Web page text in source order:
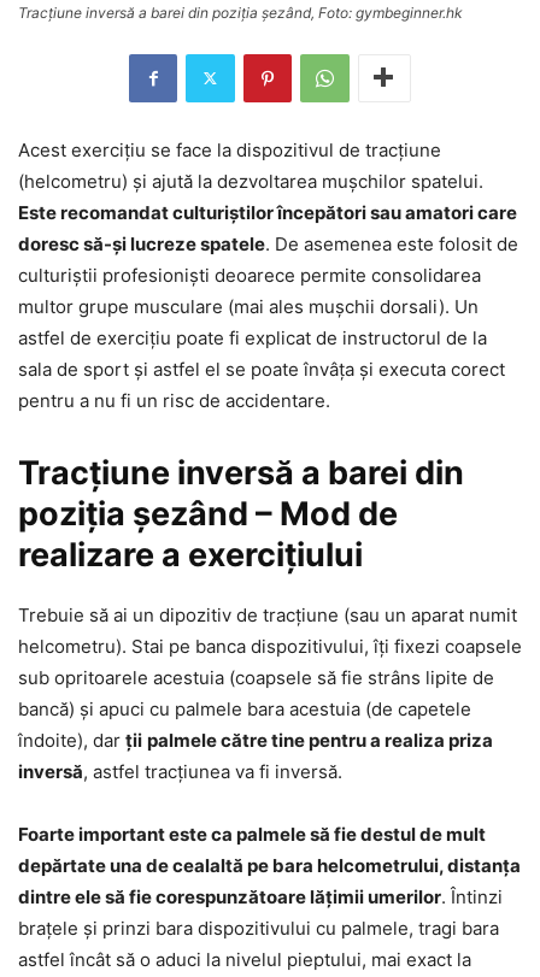
Tracțiune inversă a barei din poziția șezând, Foto: gymbeginner.hk
Acest exercițiu se face la dispozitivul de tracțiune
(helcometru) și ajută la dezvoltarea mușchilor spatelui.
Este recomandat culturiștilor începători sau amatori care
doresc să-și lucreze spatele. De asemenea este folosit de
culturiștii profesioniști deoarece permite consolidarea
multor grupe musculare (mai ales mușchii dorsali). Un
astfel de exercițiu poate fi explicat de instructorul de la
sala de sport și astfel el se poate învâța și executa corect
pentru a nu fi un risc de accidentare.
Tracțiune inversă a barei din
poziția șezând – Mod de
realizare a exercițiului
Trebuie să ai un dipozitiv de tracțiune (sau un aparat numit
helcometru). Stai pe banca dispozitivului, îți fixezi coapsele
sub opritoarele acestuia (coapsele să fie strâns lipite de
bancă) și apuci cu palmele bara acestuia (de capetele
îndoite), dar ții palmele către tine pentru a realiza priza
inversă, astfel tracțiunea va fi inversă.
Foarte important este ca palmele să fie destul de mult
depărtate una de cealaltă pe bara helcometrului, distanța
dintre ele să fie corespunzătoare lățimii umerilor. Întinzi
brațele și prinzi bara dispozitivului cu palmele, tragi bara
astfel încât să o aduci la nivelul pieptului, mai exact la